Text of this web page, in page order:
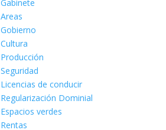
Gabinete
Areas
Gobierno
Cultura
Producción
Seguridad
Licencias de conducir
Regularización Dominial
Espacios verdes
Rentas